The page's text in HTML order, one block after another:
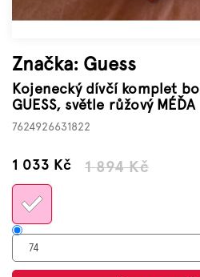
Značka: Guess
Kojenecký dívčí komplet
GUESS, světle růžový MÉĎA
7624926631822
1 894 Kč
1 033 KčMěrná